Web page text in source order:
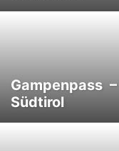
Gampenpass
Südtirol